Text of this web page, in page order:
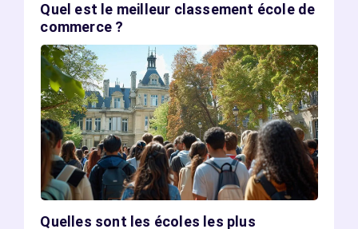
Quel est le meilleur classement école de
commerce ?
Quelles sont les écoles les plus